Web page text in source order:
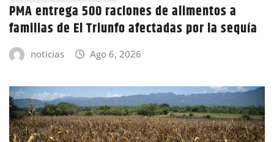
PMA entrega 500 raciones de alimentos a
familias de El Triunfo afectadas por la sequía
noticias Ago 6, 2026